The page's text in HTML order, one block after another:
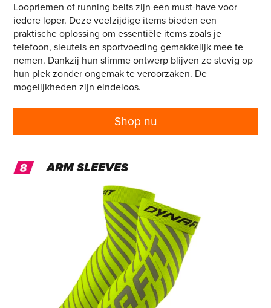
Loopriemen of running belts zijn een must-have voor
iedere loper. Deze veelzijdige items bieden een
praktische oplossing om essentiële items zoals je
telefoon, sleutels en sportvoeding gemakkelijk mee te
nemen. Dankzij hun slimme ontwerp blijven ze stevig op
hun plek zonder ongemak te veroorzaken. De
mogelijkheden zijn eindeloos.
Shop nu
ARM SLEEVES